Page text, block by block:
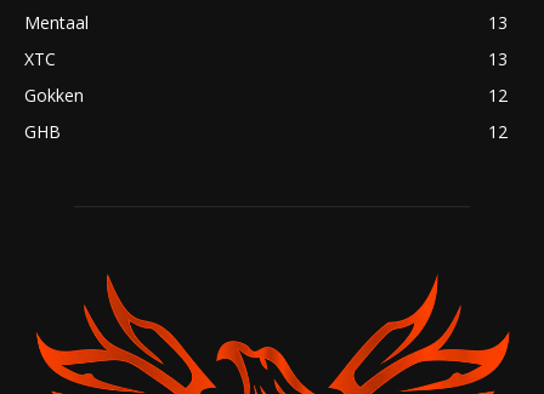
Mentaal
13
XTC
13
Gokken
12
GHB
12